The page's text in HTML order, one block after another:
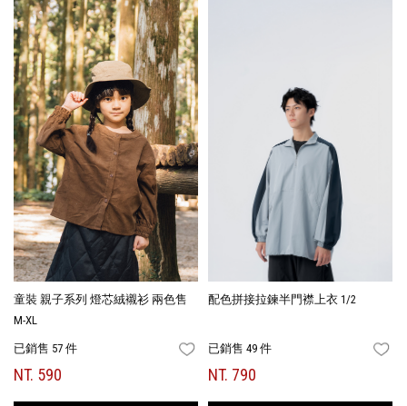
童裝 親子系列 燈芯絨襯衫 兩色售
M-XL
已銷售 57 件 FAVORITES
NT. 590
配色拼接拉鍊半門襟上衣 1/2
已銷售 49 件
NT. 790